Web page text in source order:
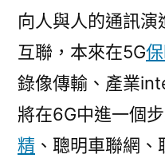
向人與人的通訊
互聯，本來在5G
錄像傳輸、產業
將在6G中進一個
精 、聰明車聯網